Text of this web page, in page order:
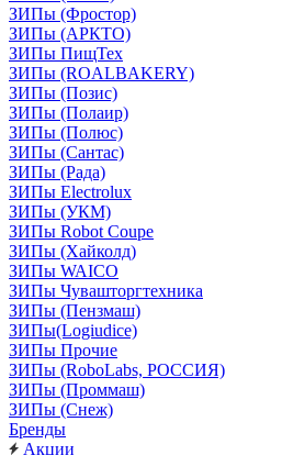
ЗИПы (Фростор)
ЗИПы (АРКТО)
ЗИПы ПищТех
ЗИПы (ROALBAKERY)
ЗИПы (Позис)
ЗИПы (Полаир)
ЗИПы (Полюс)
ЗИПы (Сантас)
ЗИПы (Рада)
ЗИПы Electrolux
ЗИПы (УКМ)
ЗИПы Robot Coupe
ЗИПы (Хайколд)
ЗИПы WAICO
ЗИПы Чувашторгтехника
ЗИПы (Пензмаш)
ЗИПы(Logiudice)
ЗИПы Прочие
ЗИПы (RoboLabs, РОССИЯ)
ЗИПы (Проммаш)
ЗИПы (Снеж)
Бренды
Акции